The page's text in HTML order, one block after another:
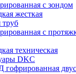
с зондом
жесткая
труб
с
техническая
DKC